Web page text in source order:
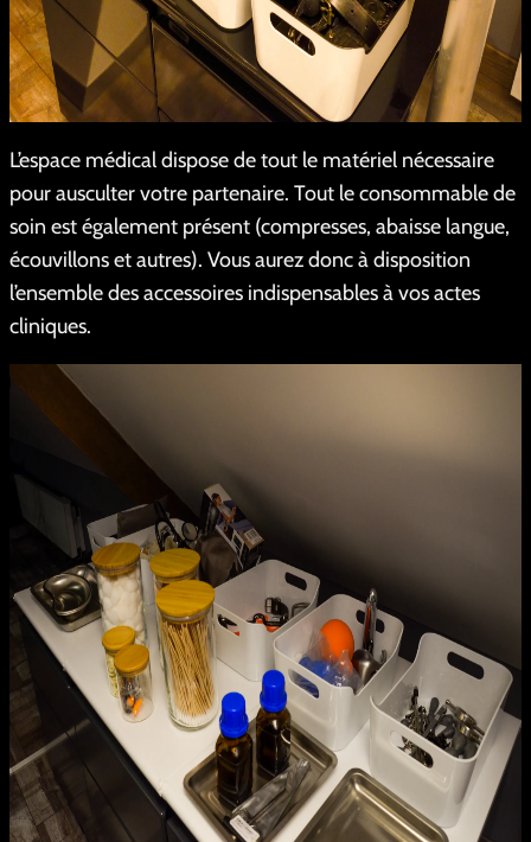
L’espace médical dispose de tout le matériel nécessaire
pour ausculter votre partenaire. Tout le consommable de
soin est également présent (compresses, abaisse langue,
écouvillons et autres). Vous aurez donc à disposition
l’ensemble des accessoires indispensables à vos actes
cliniques.